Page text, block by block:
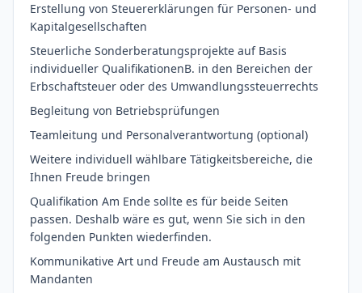
Erstellung von Steuererklärungen für Personen- und
Kapitalgesellschaften
Steuerliche Sonderberatungsprojekte auf Basis
individueller QualifikationenB. in den Bereichen der
Erbschaftsteuer oder des Umwandlungssteuerrechts
Begleitung von Betriebsprüfungen
Teamleitung und Personalverantwortung (optional)
Weitere individuell wählbare Tätigkeitsbereiche, die
Ihnen Freude bringen
Qualifikation Am Ende sollte es für beide Seiten
passen. Deshalb wäre es gut, wenn Sie sich in den
folgenden Punkten wiederfinden.
Kommunikative Art und Freude am Austausch mit
Mandanten